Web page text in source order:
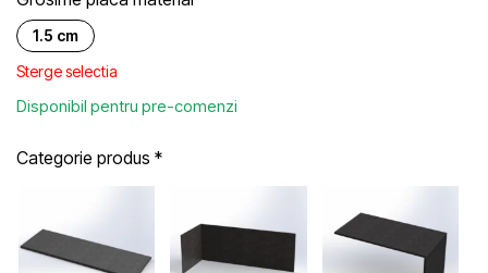
1.5 cm
Sterge selectia
Disponibil pentru pre-comenzi
Categorie produs *